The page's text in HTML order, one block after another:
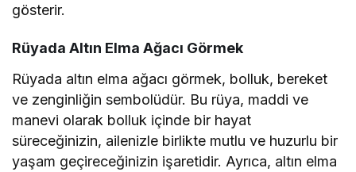
gösterir.
Rüyada Altın Elma Ağacı Görmek
Rüyada altın elma ağacı görmek, bolluk, bereket
ve zenginliğin sembolüdür. Bu rüya, maddi ve
manevi olarak bolluk içinde bir hayat
süreceğinizin, ailenizle birlikte mutlu ve huzurlu bir
yaşam geçireceğinizin işaretidir. Ayrıca, altın elma